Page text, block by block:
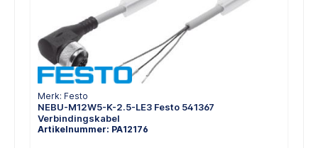
Merk: Festo
NEBU-M12W5-K-2.5-LE3 Festo 541367
Verbindingskabel
Artikelnummer: PA12176